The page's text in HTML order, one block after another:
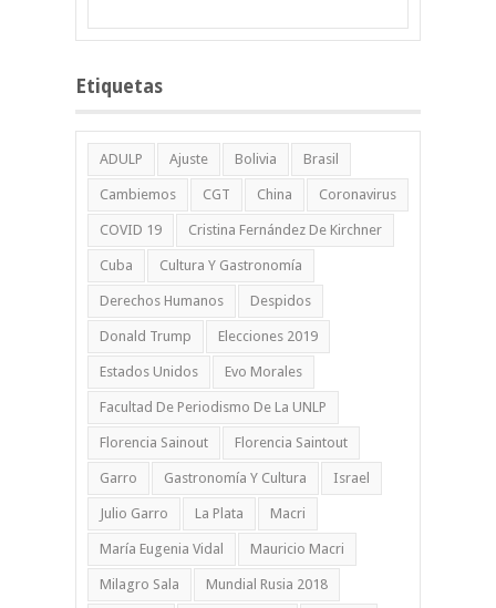
Etiquetas
ADULP Ajuste Bolivia Brasil
Cambiemos CGT China Coronavirus
COVID 19 Cristina Fernández De Kirchner
Cuba Cultura Y Gastronomía
Derechos Humanos Despidos
Donald Trump Elecciones 2019
Estados Unidos Evo Morales
Facultad De Periodismo De La UNLP
Florencia Sainout Florencia Saintout
Garro Gastronomía Y Cultura Israel
Julio Garro La Plata Macri
María Eugenia Vidal Mauricio Macri
Milagro Sala Mundial Rusia 2018